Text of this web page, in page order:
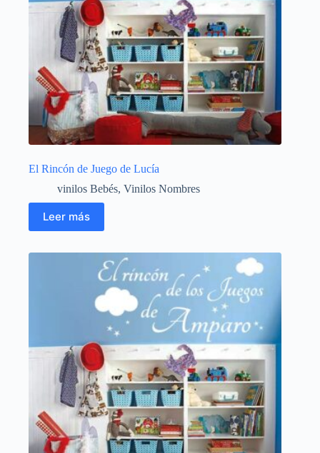
El Rincón de Juego de Lucía
vinilos Bebés, Vinilos Nombres
Leer más